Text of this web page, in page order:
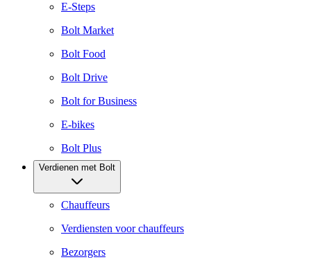
E-Steps
Bolt Market
Bolt Food
Bolt Drive
Bolt for Business
E-bikes
Bolt Plus
Verdienen met Bolt
Chauffeurs
Verdiensten voor chauffeurs
Bezorgers